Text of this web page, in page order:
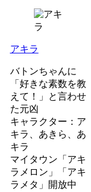
アキラ
バトンちゃんに
「好きな素数を教
えて！」と言わせ
た元凶
キャラクター：ア
キラ、あきら、あ
キラ
マイタウン「アキ
ラメロン」「アキ
ラメタ」開放中